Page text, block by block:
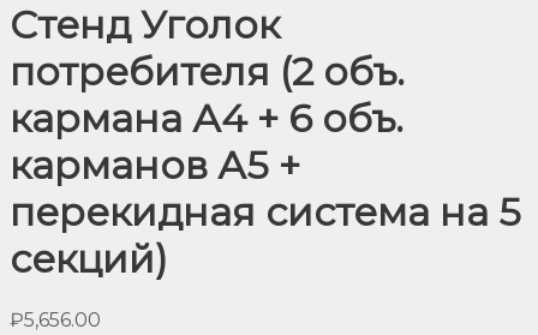
Стенд Уголок
потребителя (2 объ.
кармана А4 + 6 объ.
карманов А5 +
перекидная система на 5
секций)
₽5,656.00